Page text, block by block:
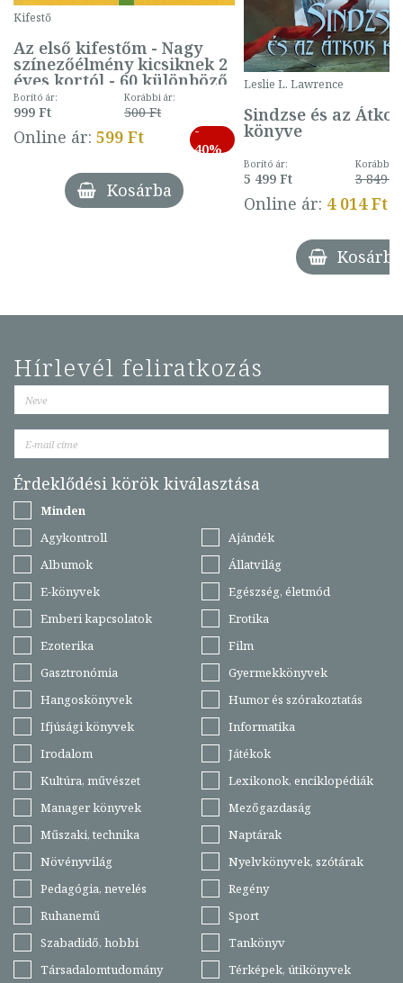
Kifestő
Az első kifestőm - Nagy
színezőélmény kicsiknek 2
éves kortól - 60 különböző
mintával (gombás)
Borító ár:
999 Ft
Korábbi ár:
500 Ft
Online ár: 599 Ft
-
40%
Kosárba
Leslie L. Lawrence
Sindzse és az Átkok
könyve
Borító ár:
5 499 Ft
Korábbi
3 849 Ft
Online ár: 4 014 Ft
Kosárba
Hírlevél feliratkozás
Érdeklődési körök kiválasztása
Minden
Agykontroll
Ajándék
Albumok
Állatvilág
E-könyvek
Egészség, életmód
Emberi kapcsolatok
Erotika
Ezoterika
Film
Gasztronómia
Gyermekkönyvek
Hangoskönyvek
Humor és szórakoztatás
Ifjúsági könyvek
Informatika
Irodalom
Játékok
Kultúra, művészet
Lexikonok, enciklopédiák
Manager könyvek
Mezőgazdaság
Műszaki, technika
Naptárak
Növényvilág
Nyelvkönyvek, szótárak
Pedagógia, nevelés
Regény
Ruhanemű
Sport
Szabadidő, hobbi
Tankönyv
Társadalomtudomány
Térképek, útikönyvek